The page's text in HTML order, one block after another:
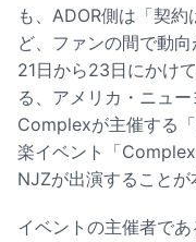
も、ADOR側は「契
ど、ファンの間で動
21日から23日にかけ
る、アメリカ・ニュ
Complexが主催する
楽イベント「
NJZが出演することが
イベントの主催者で